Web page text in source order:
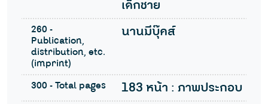
เด็กชาย
260 -
Publication,
distribution, etc.
(imprint)
นานมีบุ๊คส์
300 - Total pages 183 หน้า : ภาพประกอบ